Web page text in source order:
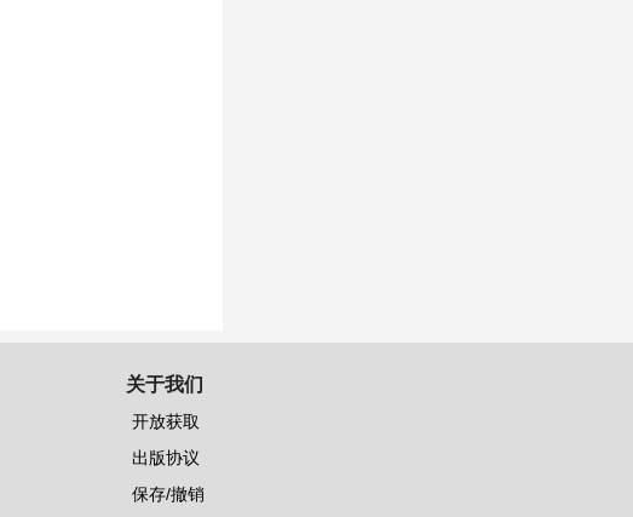
关于我们
开放获取
出版协议
保存/撤销